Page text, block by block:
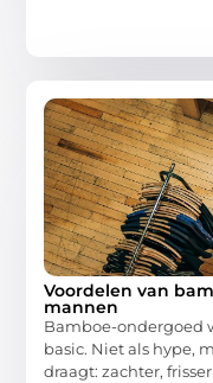
Voordelen van
mannen
Bamboe-ondergoed
basic. Niet als hype,
draagt: zachter,